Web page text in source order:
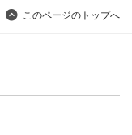
このページのトップへ